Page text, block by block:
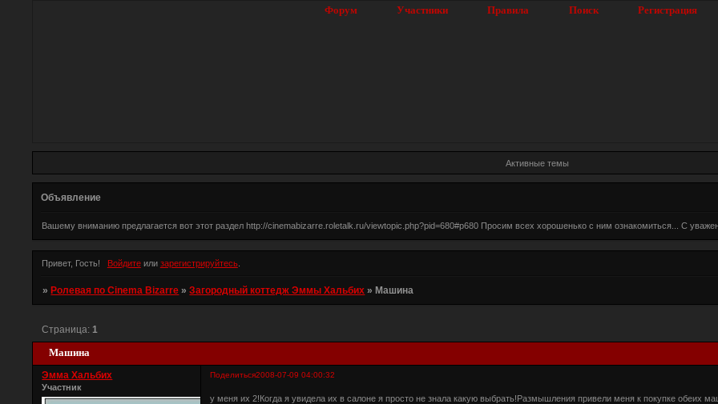
Форум Участники Правила Поиск Регистрация
Активные темы
Объявление
Вашему вниманию предлагается вот этот раздел http://cinemabizarre.roletalk.ru/viewtopic.php?pid=680#p680 Просим всех хорошенько с ним ознакомиться... С
Привет, Гость! Войдитеили зарегистрируйтесь.
»Ролевая по Cinema Bizarre »Загородный коттедж Эммы Хальбих »Машина
Машина
Страница: 1
Поделиться2008-07-09 04:00:32
Эмма Хальбих
Участник
у меня их 2!Когда я увидела их в салоне я просто не знала какую выбрать!Размышления привели меня к покупке обеих